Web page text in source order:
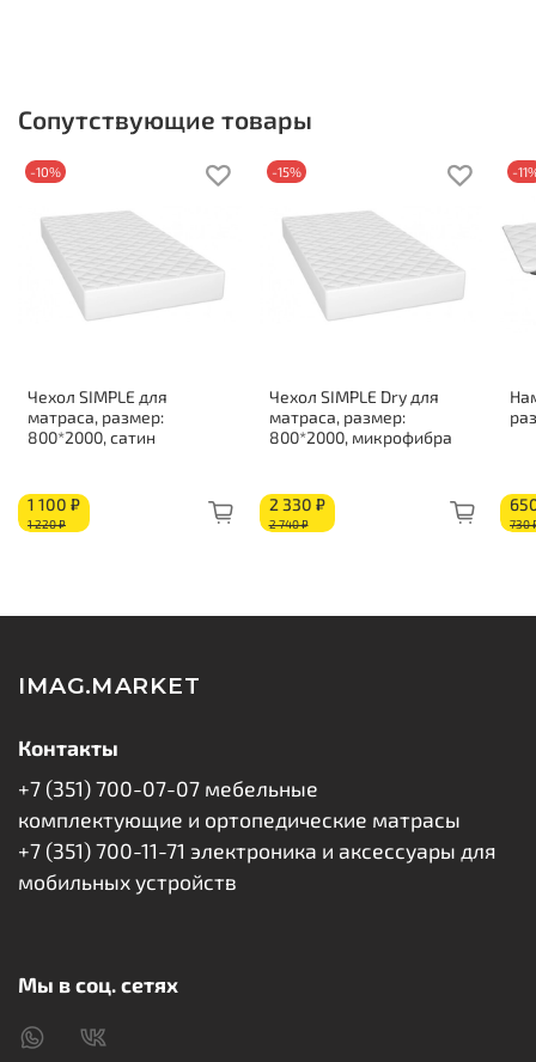
Нагрузка на спальное место 90 кг
Жесткость стороны 2: средняя
Состав по слоям:
Высокоэластичная пена: 100 мм
Сопутствующие товары
-10%
Чехол SIMPLE для
матраса, размер:
800*2000, сатин
1 100 ₽
1 220 ₽
-15%
Чехол SIMPLE Dry для
матраса, размер:
800*2000, микрофибра
2 330 ₽
2 740 ₽
-
730
IMAG.MARKET
Контакты
+7 (351) 700-07-07 мебельные
комплектующие и ортопедические матрасы
+7 (351) 700-11-71 электроника и аксессуары для
мобильных устройств
Мы в соц. сетях